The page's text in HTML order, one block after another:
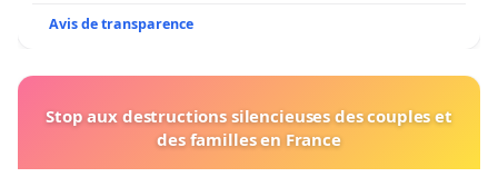
Avis de transparence
Stop aux destructions silencieuses des couples et
des familles en France